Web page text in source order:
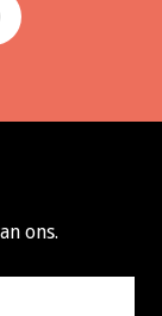
ons.